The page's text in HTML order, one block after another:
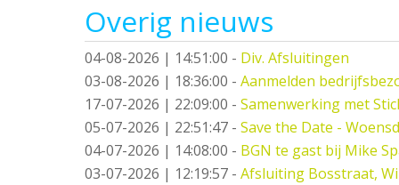
Overig nieuws
04-08-2026 | 14:51:00 - Div. Afsluitingen
03-08-2026 | 18:36:00 - Aanmelden
17-07-2026 | 22:09:00 - Samenwerking met
05-07-2026 | 22:51:47 - Save the Date -
04-07-2026 | 14:08:00 - BGN te gast bij Mike
03-07-2026 | 12:19:57 - Afsluiting Bosstraat,